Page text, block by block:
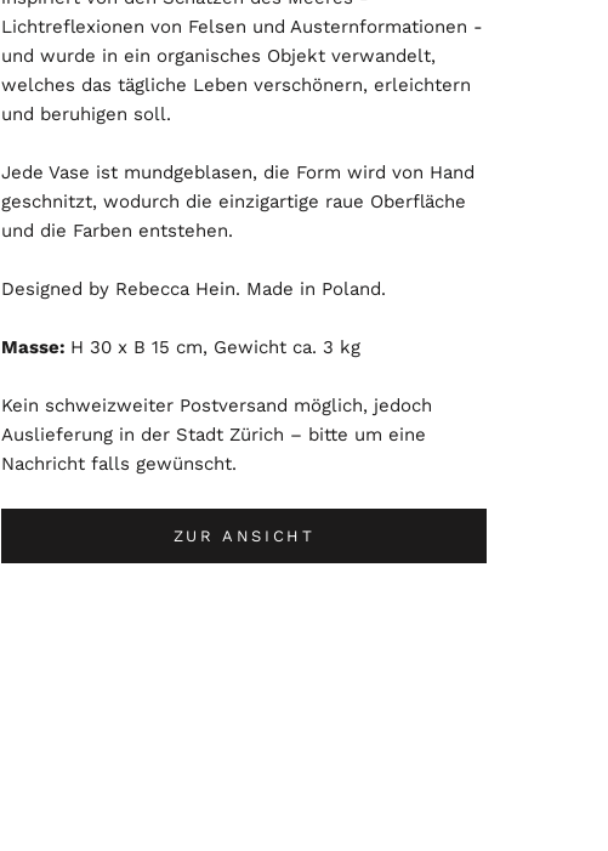
Lichtreflexionen von Felsen und Austernformationen -
und wurde in ein organisches Objekt verwandelt,
welches das tägliche Leben verschönern, erleichtern
und beruhigen soll.
Jede Vase ist mundgeblasen, die Form wird von Hand
geschnitzt, wodurch die einzigartige raue Oberfläche
und die Farben entstehen.
Designed by Rebecca Hein. Made in Poland.
Masse: H 30 x B 15 cm, Gewicht ca. 3 kg
Kein schweizweiter Postversand möglich, jedoch
Auslieferung in der Stadt Zürich – bitte um eine
Nachricht falls gewünscht.
ZUR ANSICHT